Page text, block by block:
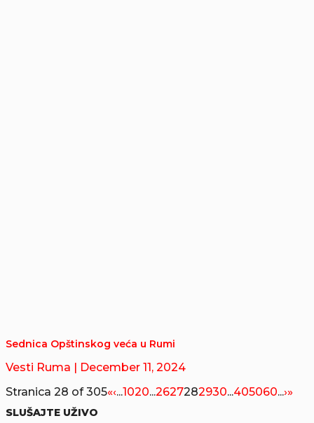
Sednica Opštinskog veća u Rumi
Vesti Ruma
| December 11, 2024
Stranica 28 of 305«‹...1020...2627282930...405060...›»
SLUŠAJTE UŽIVO